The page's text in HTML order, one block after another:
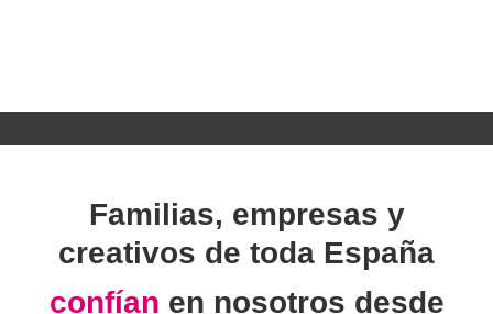
Familias, empresas y
creativos de toda España
confían en nosotros desde